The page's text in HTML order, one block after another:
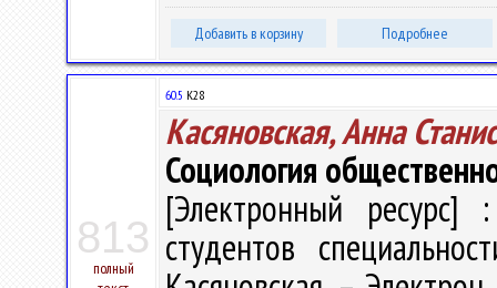
Добавить в корзину Подробнее
813
полный
60.5 К28
Касяновская, Анна
Социология
[Электронный ресурс]
студентов